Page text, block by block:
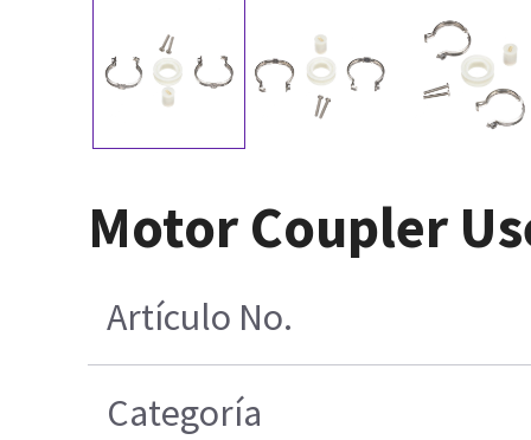
Motor Coupler
Artículo No.
Categoría